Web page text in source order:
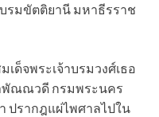
มขัตติยานี มหาธีรราช
ด็จพระเจ้าบรมวงศ์เธอ
พัณณวดี กรมพระนคร
ปรากฎแผ่ไพศาลไปใน